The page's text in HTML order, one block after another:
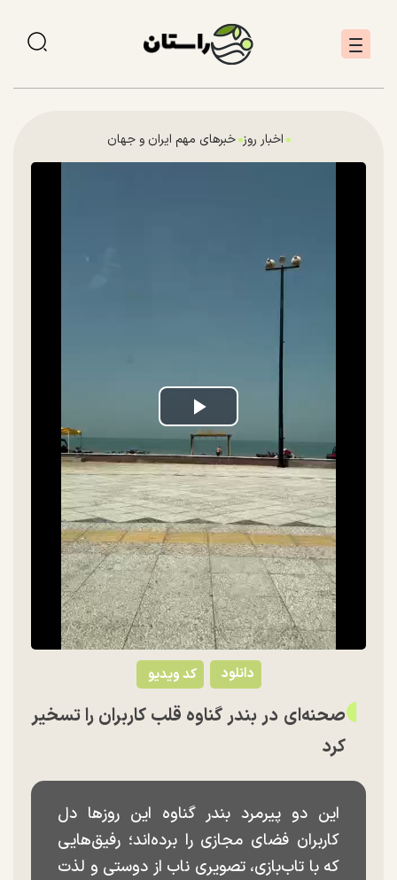
اخبار روز خبرهای مهم ایران و جهان
Play
Video
کد ویدیو دانلود
صحنه‌ای در بندر گناوه قلب کاربران را تسخیر
کرد
این دو پیرمرد بندر گناوه این روز‌ها دل
کاربران فضای مجازی را برده‌اند؛ رفیق‌هایی
که با تاب‌بازی، تصویری ناب از دوستی و لذت